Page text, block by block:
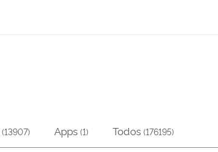
(13907) Apps (1) Todos (176195)